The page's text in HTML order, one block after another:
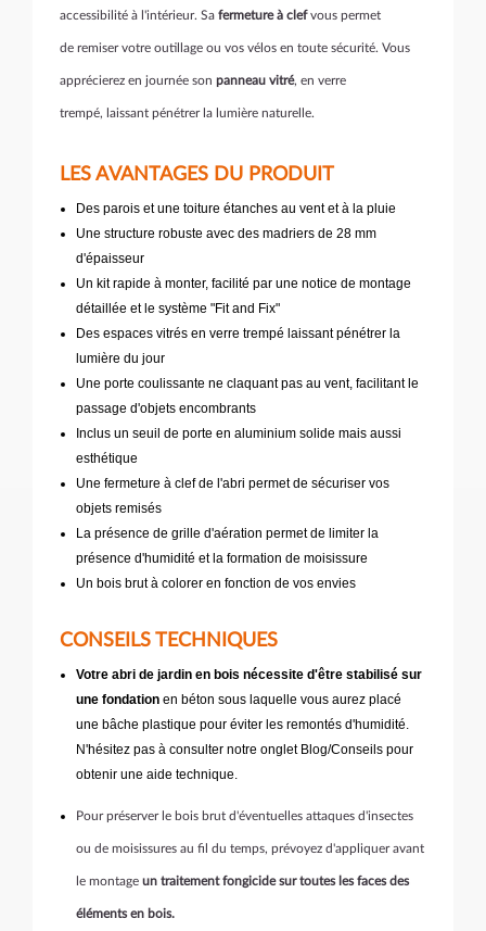
accessibilité à l'intérieur. Sa fermeture à clefvous permet
de remiser votre outillage ou vos vélos en toute sécurité. Vous
apprécierez en journée son panneau vitré, en verre
trempé, laissant pénétrer la lumière naturelle.
LES AVANTAGES DU PRODUIT
Des parois et une toiture étanches au vent et à la pluie
Une structure robuste avec des madriers de 28 mm
d'épaisseur
Un kit rapide à monter, facilité par une notice de montage
détaillée et le système "Fit and Fix"
Des espaces vitrés en verre trempé laissant pénétrer la
lumière du jour
Une porte coulissante ne claquant pas au vent, facilitant le
passage d'objets encombrants
Inclus un seuil de porte en aluminium solide mais aussi
esthétique
Une fermeture à clef de l'abri permet de sécuriser vos
objets remisés
La présence de grille d'aération permet de limiter la
présence d'humidité et la formation de moisissure
Un bois brut à colorer en fonction de vos envies
CONSEILS TECHNIQUES
Votre abri de jardin en bois nécessite d'être stabilisé sur
une fondation en béton sous laquelle vous aurez placé
une bâche plastique pour éviter les remontés d'humidité.
N'hésitez pas à consulter notre onglet Blog/Conseils pour
obtenir une aide technique.
Pour préserver le bois brut d'éventuelles attaques d'insectes
ou de moisissures au fil du temps, prévoyez d'appliquer avant
le montage un traitement fongicide sur toutes les faces des
éléments en bois.